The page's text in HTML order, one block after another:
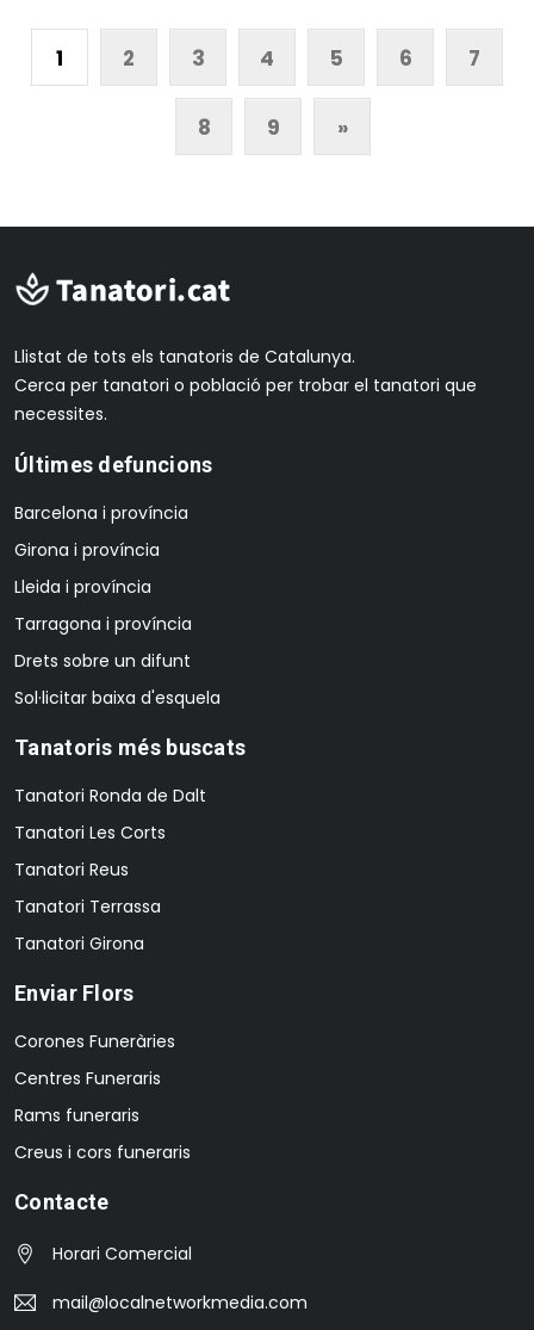
1 2 3 4 5 6 7
8 9 »
Llistat de tots els tanatoris de Catalunya.
Cerca per tanatori o població per trobar el tanatori que
necessites.
Últimes defuncions
Barcelona i província
Girona i província
Lleida i província
Tarragona i província
Drets sobre un difunt
Sol·licitar baixa d'esquela
Tanatoris més buscats
Tanatori Ronda de Dalt
Tanatori Les Corts
Tanatori Reus
Tanatori Terrassa
Tanatori Girona
Enviar Flors
Corones Funeràries
Centres Funeraris
Rams funeraris
Creus i cors funeraris
Contacte
Horari Comercial
mail@localnetworkmedia.com